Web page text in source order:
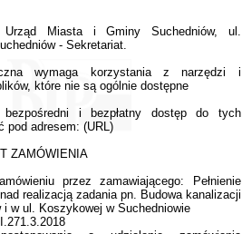
Urząd Miasta i Gminy Suchedniów, ul.
- Sekretariat.
wymaga korzystania z narzędzi i
które nie są ogólnie dostępne
bezpośredni i bezpłatny dostęp do tych
pod adresem: (URL)
ZAMÓWIENIA
przez zamawiającego: Pełnienie
realizacją zadania pn. Budowa kanalizacji
w ul. Koszykowej w Suchedniowie